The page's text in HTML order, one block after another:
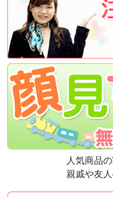
人気商品
親戚や友